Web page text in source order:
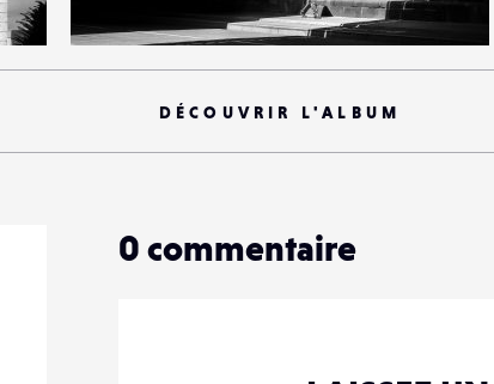
6
27
DÉCOUVRIR L'ALBUM
0 commentaire